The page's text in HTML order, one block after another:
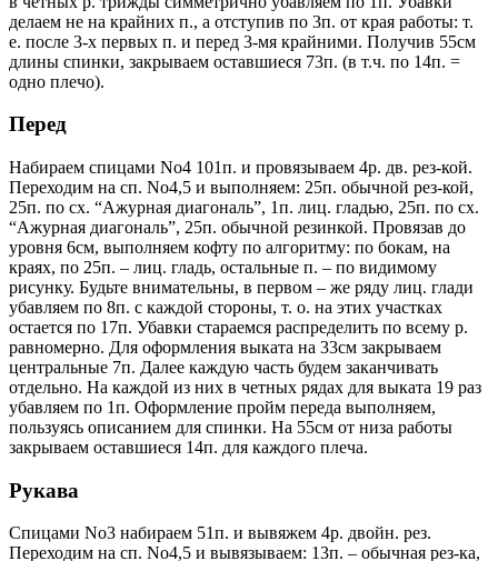
делаем не на крайних п., а отступив по 3п. от края работы: т.
е. после 3-х первых п. и перед 3-мя крайними. Получив 55см
длины спинки, закрываем оставшиеся 73п. (в т.ч. по 14п. =
одно плечо).
Перед
Набираем спицами No4 101п. и провязываем 4р. дв. рез-кой.
Переходим на сп. No4,5 и выполняем: 25п. обычной рез-кой,
25п. по сх. “Ажурная диагональ”, 1п. лиц. гладью, 25п. по сх.
“Ажурная диагональ”, 25п. обычной резинкой. Провязав до
уровня 6см, выполняем кофту по алгоритму: по бокам, на
краях, по 25п. – лиц. гладь, остальные п. – по видимому
рисунку. Будьте внимательны, в первом – же ряду лиц. глади
убавляем по 8п. с каждой стороны, т. о. на этих участках
остается по 17п. Убавки стараемся распределить по всему р.
равномерно. Для оформления выката на 33см закрываем
центральные 7п. Далее каждую часть будем заканчивать
отдельно. На каждой из них в четных рядах для выката 19 раз
убавляем по 1п. Оформление пройм переда выполняем,
пользуясь описанием для спинки. На 55см от низа работы
закрываем оставшиеся 14п. для каждого плеча.
Рукава
Спицами No3 набираем 51п. и вывяжем 4р. двойн. рез.
Переходим на сп. No4,5 и вывязываем: 13п. – обычная рез-ка,